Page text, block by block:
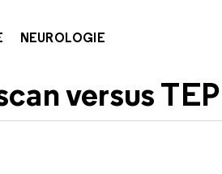
NEUROLOGIE
versus